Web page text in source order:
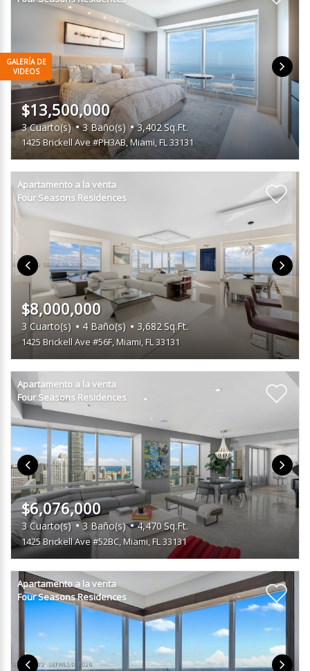
1425 Brickell Ave #PH3AB,Miami, FL 33131
$13,500,000
3Cuarto(s) 3 Baño(s) 3,402Sq.Ft.
1425 Brickell Ave #56F, Miami, FL 33131
Apartamento a la venta
Four Seasons Residences
$8,000,000
3 Cuarto(s) 4 Baño(s) 3,682Sq.Ft.
1425 Brickell Ave #52BC,Miami, FL 33131
Apartamento a la venta
Four Seasons Residences
$6,076,000
3Cuarto(s) 3 Baño(s) 4,470 Sq.Ft.
Apartamento a la venta
Four Seasons Residences